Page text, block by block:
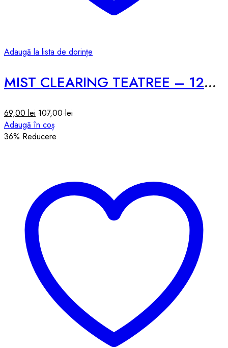
Adaugă la lista de dorințe
MIST CLEARING TEATREE – 120ml
69,00 lei 107,00lei
Adaugă în coș
36% Reducere